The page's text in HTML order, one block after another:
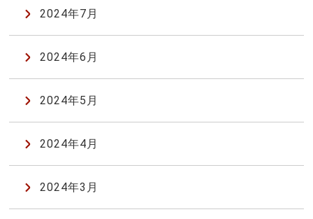
2024年7月
2024年6月
2024年5月
2024年4月
2024年3月